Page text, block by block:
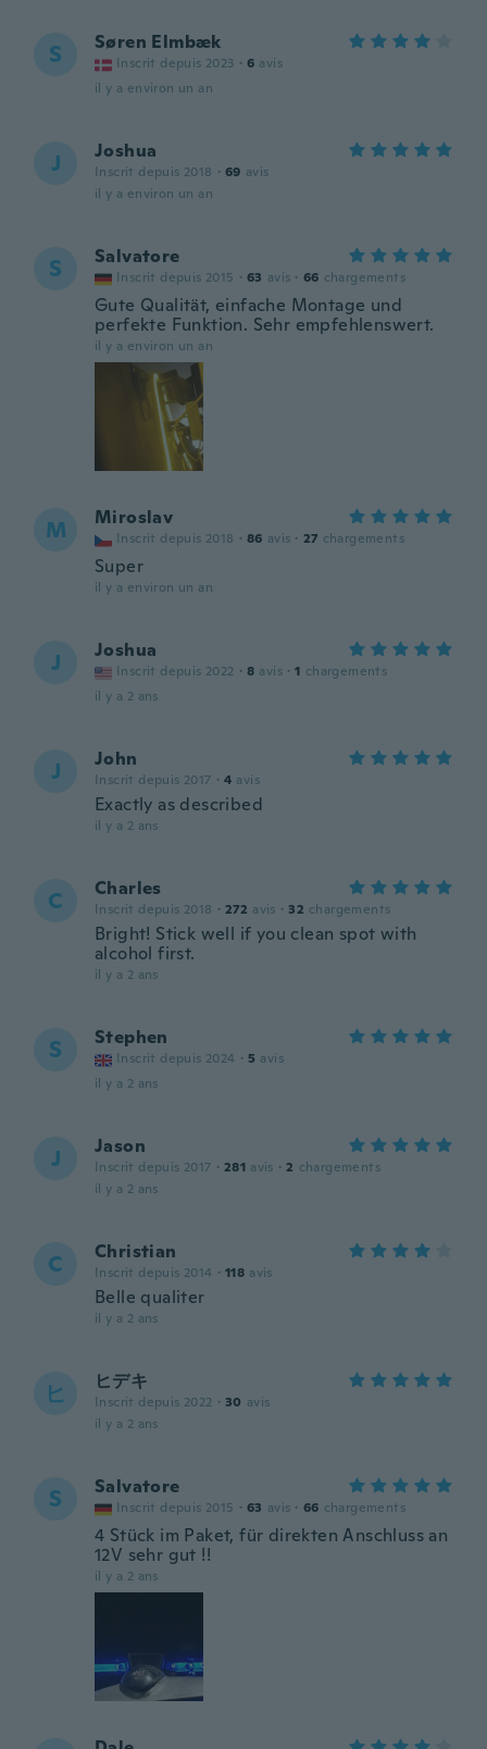
S Søren Elmbæk
Inscrit depuis 2023 · 6 avis
il y a environ un an
J Joshua
Inscrit depuis 2018 · 69 avis
il y a environ un an
S Salvatore
Inscrit depuis 2015 · 63 avis · 66 chargements
Gute Qualität, einfache Montage und
perfekte Funktion. Sehr empfehlenswert.
il y a environ un an
M Miroslav
Inscrit depuis 2018 · 86 avis · 27 chargements
Super
il y a environ un an
J Joshua
Inscrit depuis 2022 · 8 avis · 1 chargements
il y a 2 ans
J John
Inscrit depuis 2017 · 4 avis
Exactly as described
il y a 2 ans
C Charles
Inscrit depuis 2018 · 272 avis · 32 chargements
Bright! Stick well if you clean spot with
alcohol first.
il y a 2 ans
S Stephen
Inscrit depuis 2024 · 5 avis
il y a 2 ans
J Jason
Inscrit depuis 2017 · 281 avis · 2 chargements
il y a 2 ans
C Christian
Inscrit depuis 2014 · 118 avis
Belle qualiter
il y a 2 ans
ヒ ヒデキ
Inscrit depuis 2022 · 30 avis
il y a 2 ans
S Salvatore
Inscrit depuis 2015 · 63 avis · 66 chargements
4 Stück im Paket, für direkten Anschluss an
12V sehr gut !!
il y a 2 ans